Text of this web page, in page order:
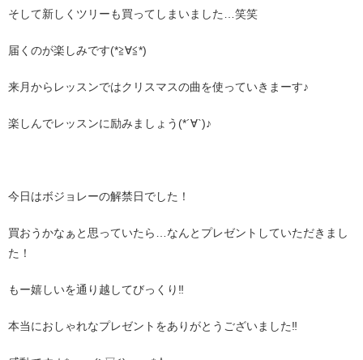
そして新しくツリーも買ってしまいました…笑笑
届くのが楽しみです(*≧∀≦*)
来月からレッスンではクリスマスの曲を使っていきまーす♪
楽しんでレッスンに励みましょう(*´∀`)♪
今日はボジョレーの解禁日でした！
買おうかなぁと思っていたら…なんとプレゼントしていただきまし
た！
もー嬉しいを通り越してびっくり‼︎
本当におしゃれなプレゼントをありがとうございました‼︎